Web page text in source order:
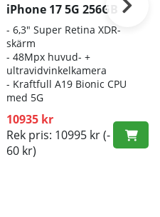
iPhone 17 5G 256GB
- 6,3" Super Retina XDR-
skärm
- 48Mpx huvud- +
ultravidvinkelkamera
- Kraftfull A19 Bionic CPU
med 5G
10935 kr
Rek pris: 10995 kr(-
60 kr)